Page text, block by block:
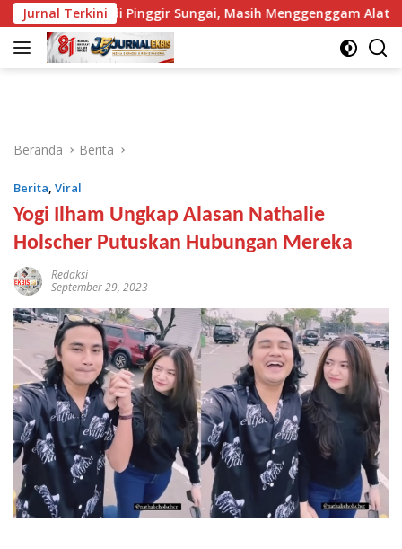
Langsung
ke
konten
Jurnal Terkini
di Pinggir Sungai, Masih Menggenggam Alat Setrum
Beranda Berita
Berita, Viral
Yogi Ilham Ungkap Alasan Nathalie
Holscher Putuskan Hubungan Mereka
Redaksi
September 29, 2023